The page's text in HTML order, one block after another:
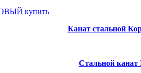
Канат стальной
Стальной